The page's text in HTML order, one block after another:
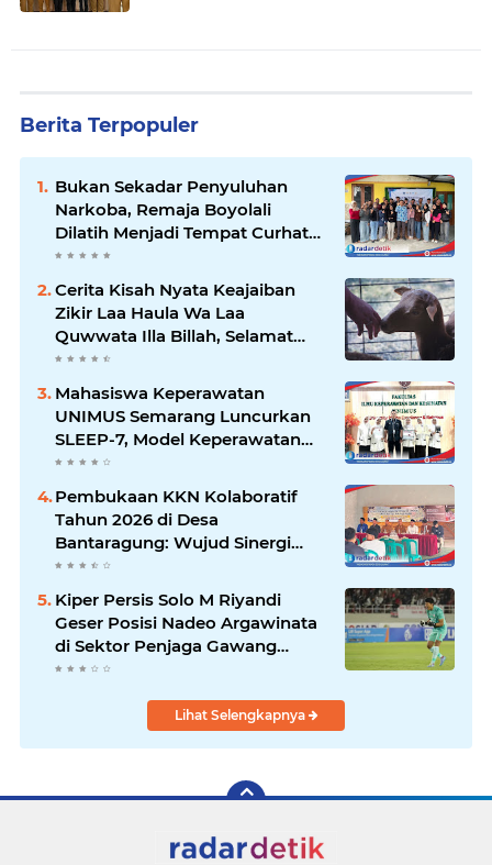
Berita Terpopuler
Bukan Sekadar Penyuluhan
Narkoba, Remaja Boyolali
Dilatih Menjadi Tempat Curhat
yang Aman bagi Temannya
Cerita Kisah Nyata Keajaiban
Zikir Laa Haula Wa Laa
Quwwata Illa Billah, Selamat
dan Membawa Ratusan
Kambing
Mahasiswa Keperawatan
UNIMUS Semarang Luncurkan
SLEEP-7, Model Keperawatan
Digital Hibrida Berbasis Riset
untuk Tingkatkan Kualitas Tidur
Pasien Hipertensi
Pembukaan KKN Kolaboratif
Tahun 2026 di Desa
Bantaragung: Wujud Sinergi
Perguruan Tinggi dalam
Pemberdayaan Masyarakat
Kiper Persis Solo M Riyandi
Geser Posisi Nadeo Argawinata
di Sektor Penjaga Gawang
Timnas Indonesia
Lihat Selengkapnya